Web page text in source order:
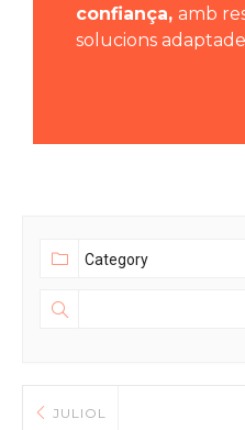
confiança, amb
solucions
JULIOL